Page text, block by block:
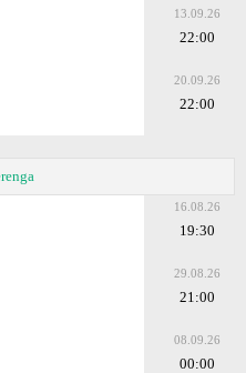
13.09.26
22:00
20.09.26
22:00
16.08.26
19:30
29.08.26
21:00
08.09.26
00:00